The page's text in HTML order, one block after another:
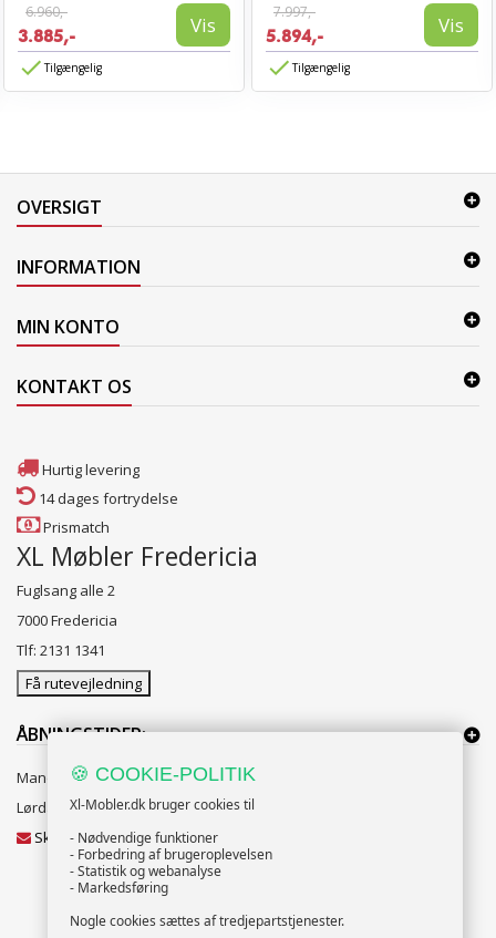
6.960,-
3.885,- Vis
Tilgængelig
7.997,-
5.894,- Vis
Tilgængelig
OVERSIGT
INFORMATION
MIN KONTO
KONTAKT OS
Hurtig levering
14 dages fortrydelse
Prismatch
XL Møbler Fredericia
Fuglsang alle 2
7000 Fredericia
Tlf: 2131 1341
Få rutevejledning
ÅBNINGSTIDER:
Mandag til Fredag 10:00 til 18:00
Lørdag og Søndag 10:00 til 16:00
Skriv til vores kundeservice
NYHEDSBREV
🍪 COOKIE-POLITIK
Xl-Mobler.dk bruger cookies til
- Nødvendige funktioner
- Forbedring af brugeroplevelsen
- Statistik og webanalyse
- Markedsføring
Nogle cookies sættes af tredjepartstjenester.